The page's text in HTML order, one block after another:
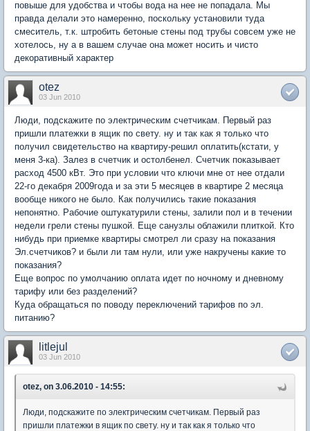
повыше для удобства и чтобы вода на нее не попадала. Мы
правда делали это намеренно, поскольку установили туда
смеситель, т.к. штробить бетоные стены под трубы совсем уже не
хотелось, ну а в вашем случае она может носить и чисто
декоративный характер
otez
03 Jun 2010
Люди, подскажите по электрическим счетчикам. Первый раз
пришли платежки в ящик по свету. ну и так как я только что
получил свидетельство на квартиру-решил оплатить(кстати, у
меня 3-ка). Залез в счетчик и остолбенел. Счетчик показывает
расход 4500 кВт. Это при условии что ключи мне от нее отдали
22-го декабря 2009года и за эти 5 месяцев в квартире 2 месяца
вообще никого не было. Как получились такие показания
непонятно. Рабочие оштукатурили стены, залили пол и в течении
недели грели стены пушкой. Еще санузлы облажили плиткой. Кто
нибудь при приемке квартиры смотрел ли сразу на показания
Эл.счетчиков? и были ли там нули, или уже накручены какие то
показания?
Еще вопрос по умолчанию оплата идет по ночному и дневному
тарифу или без разделений?
Куда обращаться по поводу переключений тарифов по эл.
питанию?
litlejul
03 Jun 2010
otez, on 3.06.2010 - 14:55:
Люди, подскажите по электрическим счетчикам. Первый раз
пришли платежки в ящик по свету. ну и так как я только что